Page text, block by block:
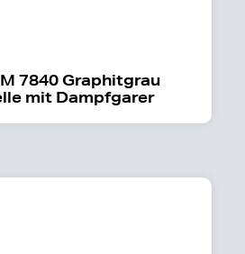
7840 Graphitgrau
mit Dampfgarer